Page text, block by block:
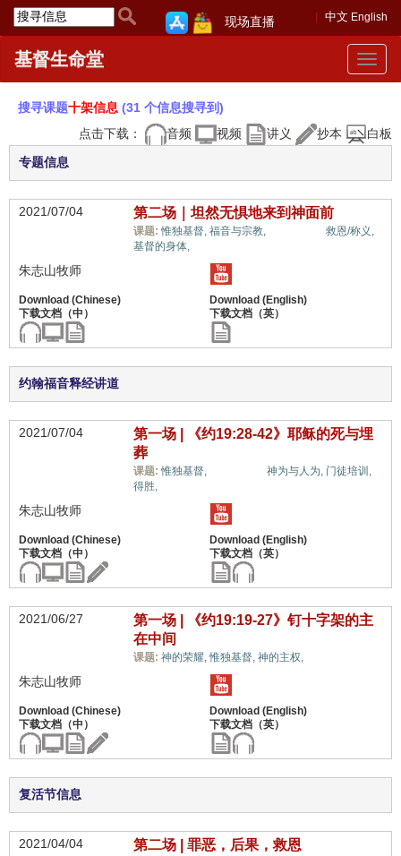
中文 English
现场直播
Toggle
基督生命堂
搜寻课题十架信息 (31 个信息搜寻到)
点击下载：
音频 视频 讲义 抄本 白板
专题信息
2021/07/04 第二场｜坦然无惧地来到神面前
课题:惟独基督, 福音与宗教,
救恩/称义,
基督的身体,
朱志山牧师
约翰福音释经讲道
2021/07/04
第一场 | 《约19:28-42》耶稣的死与埋
葬
课题:惟独基督, 神为与人为, 门徒培训,
得胜,
朱志山牧师
2021/06/27
第一场 | 《约19:19-27》钉十字架的主
在中间
课题: 神的荣耀,惟独基督, 神的主权,
朱志山牧师
复活节信息
2021/04/04 第二场 | 罪恶，后果，救恩